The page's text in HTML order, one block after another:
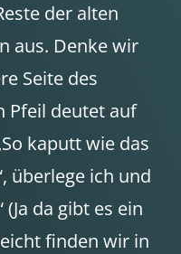
der alten
aus. Denke wir
Seite des
Pfeil deutet auf
kaputt wie das
überlege ich und
da gibt es ein
finden wir in